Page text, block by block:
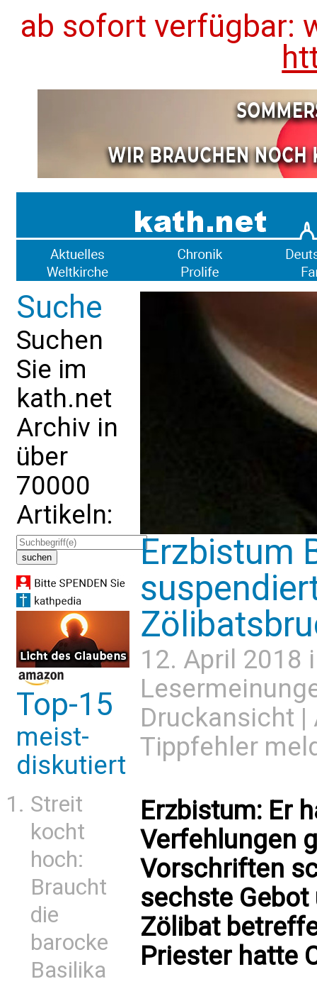
ab sofort verfügbar:
Suche
Suchen
Sie im
kath.net
Archiv in
über
70000
Artikeln:
Top-15
meist-
diskutiert
Streit
kocht
hoch:
Braucht
die
barocke
Basilika
Erzbistum
12. April 2018
Druckansicht |
Tippfehler
Erzbistum: Er
Verfehlungen
Vorschriften
sechste
Zölibat
Priester hatte